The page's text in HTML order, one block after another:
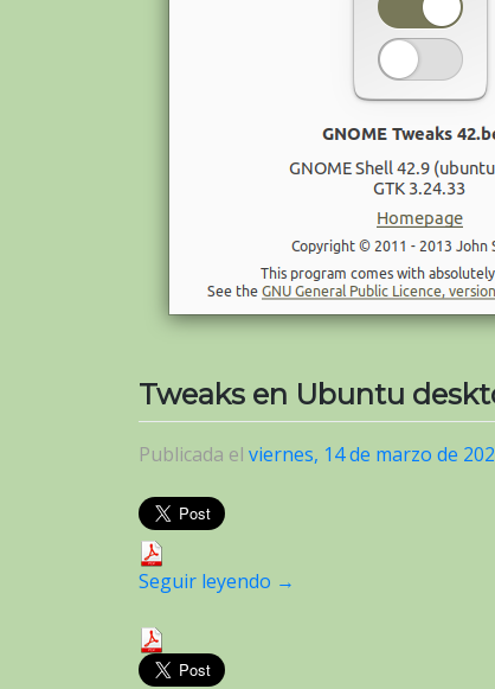
Tweaks en Ubuntu
Publicada el viernes, 14 de marzo de
Seguir leyendo →